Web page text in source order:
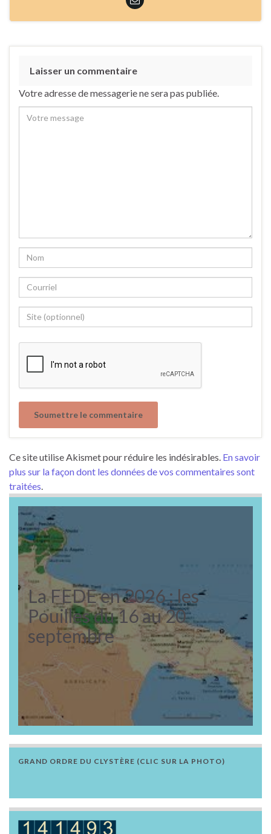
Laisser un commentaire
Votre adresse de messagerie ne sera pas publiée.
Ce site utilise Akismet pour réduire les indésirables. En savoir
plus sur la façon dont les données de vos commentaires sont
traitées.
La FEDE en 2026 : les
Pouilles du 16 au 20
septembre
GRAND ORDRE DU CLYSTÈRE (CLIC SUR LA PHOTO)